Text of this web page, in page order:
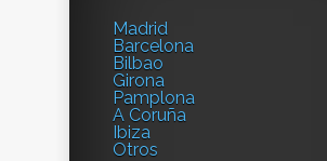
Madrid
Barcelona
Bilbao
Girona
Pamplona
A Coruña
Ibiza
Otros